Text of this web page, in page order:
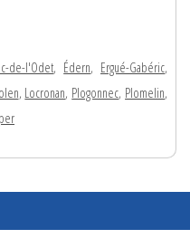
de-l'Odet, Édern, Ergué-Gabéric,
, Locronan, Plogonnec, Plomelin,